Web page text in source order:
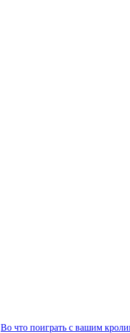
Во что поиграть с вашим